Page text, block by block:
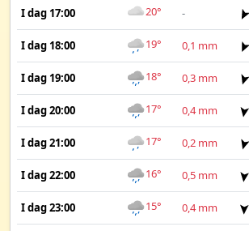
I dag 17:00 20° -
I dag 18:00 19° 0,1 mm
I dag 19:00 18° 0,3 mm
I dag 20:00 17° 0,4 mm
I dag 21:00 17° 0,2 mm
I dag 22:00 16° 0,5 mm
I dag 23:00 15° 0,4 mm